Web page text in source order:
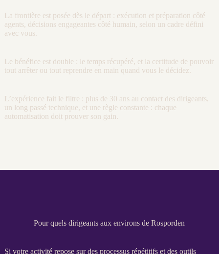
La frontière est posée dès le départ : exécution et préparation côté
agents, décisions engageantes côté humain, selon un cadre défini
avec vous.
Le bénéfice est double : le temps récupéré, et la certitude de pouvoir
tout arrêter ou tout reprendre en main quand vous le décidez.
L’expérience fait le filtre : plus de 30 ans au contact des dirigeants,
un long passé technique, et une règle constante : chaque
automatisation doit prouver son gain.
Pour quels dirigeants aux environs de Rosporden
Si votre activité repose sur des processusrépétitifs et des outils